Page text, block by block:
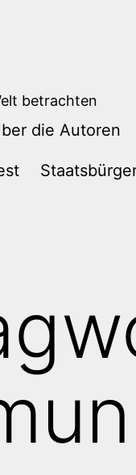
betrachten
die Autoren